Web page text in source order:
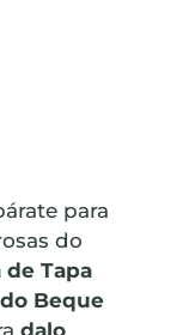
para
do
de Tapa
Beque
dalo